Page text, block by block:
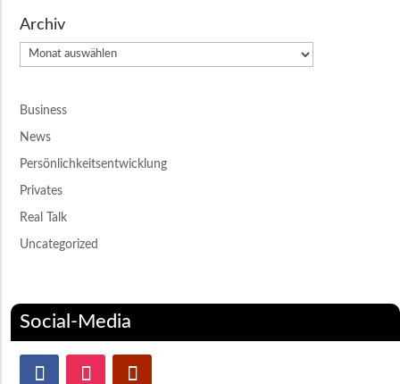
Archiv
Archiv
Business
News
Persönlichkeitsentwicklung
Privates
Real Talk
Uncategorized
Social-Media